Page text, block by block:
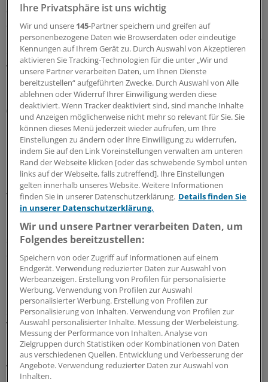
anfällig für Fälschungen. Neu eingeführt wird ein Verbot,
an der Verpackung von Arzneimitteln zu manipulieren.
Dies ist jedoch regelmäßig der Fall, wenn Arzneimittel re-
oder parallelimportiert werden. Das geschieht dann,
wenn beispielsweise ein Importeur Originalarzneimittel
in Griechenland für den dort bestimmten Markt kauft,
nach Deutschland importiert und mit einem neuen
(deutschen) Beipackzettel und einer neuen oder neu
beschrifteten Verpackung versieht.
Mit dem Verbot solcher Manipulationen werden
Parallelimporte praktisch unmöglich gemacht.
Verheugen rechnet deshalb mit hartem Widerstand der
in ganz Europa agierenden Branche. "Ich bin in einer
Position, in der mich keine Lobby mehr unter Druck
setzen kann", sagte Verheugen, dessen Amtszeit
ausläuft.
Den legalen Versandhandel in der EU sieht die
Kommission nicht als Ursache der Fälschungen. Hier
seien keine Gesetzesänderungen geplant, sagte
Verheugen der "Ärzte Zeitung". Solche Forderungen
kommen von deutschen Apothekerverbänden, die seit
Monaten eine Fälscher-Kampagne gegen den
Versandhandel betreiben.
Ihre Privatsphäre ist uns wichtig
Wir und unsere 145-Partner speichern und greifen auf
personenbezogene Daten wie Browserdaten oder eindeutige
Kennungen auf Ihrem Gerät zu. Durch Auswahl von Akzeptieren
aktivieren Sie Tracking-Technologien für die unter „Wir und
unsere Partner verarbeiten Daten, um Ihnen Dienste
bereitzustellen“ aufgeführten Zwecke. Durch Auswahl von Alle
ablehnen oder Widerruf Ihrer Einwilligung werden diese
deaktiviert. Wenn Tracker deaktiviert sind, sind manche Inhalte
und Anzeigen möglicherweise nicht mehr so relevant für Sie. Sie
können dieses Menü jederzeit wieder aufrufen, um Ihre
Einstellungen zu ändern oder Ihre Einwilligung zu widerrufen,
indem Sie auf den Link Voreinstellungen verwalten am unteren
Rand der Webseite klicken [oder das schwebende Symbol unten
links auf der Webseite, falls zutreffend]. Ihre Einstellungen
gelten innerhalb unseres Website. Weitere Informationen
finden Sie in unserer Datenschutzerklärung. Details finden Sie
in unserer Datenschutzerklärung.
Wir und unsere Partner verarbeiten Daten, um
Folgendes bereitzustellen:
Speichern von oder Zugriff auf Informationen auf einem
Endgerät. Verwendung reduzierter Daten zur Auswahl von
Werbeanzeigen. Erstellung von Profilen für personalisierte
Werbung. Verwendung von Profilen zur Auswahl
personalisierter Werbung. Erstellung von Profilen zur
Personalisierung von Inhalten. Verwendung von Profilen zur
Auswahl personalisierter Inhalte. Messung der Werbeleistung.
Messung der Performance von Inhalten. Analyse von
Zielgruppen durch Statistiken oder Kombinationen von Daten
aus verschiedenen Quellen. Entwicklung und Verbesserung der
Angebote. Verwendung reduzierter Daten zur Auswahl von
Inhalten.